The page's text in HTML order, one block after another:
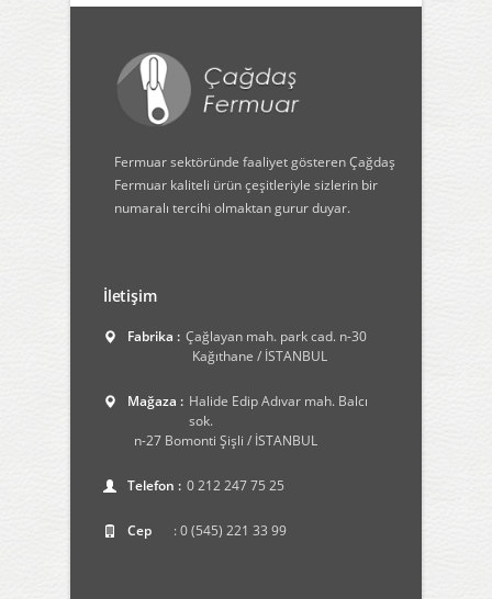
Fermuar sektöründe faaliyet gösteren Çağdaş
Fermuar kaliteli ürün çeşitleriyle sizlerin bir
numaralı tercihi olmaktan gurur duyar.
İletişim
Fabrika : Çağlayan mah. park cad. n-30
Kağıthane / İSTANBUL
Mağaza : Halide Edip Adıvar mah. Balcı
sok.
n-27 Bomonti Şişli / İSTANBUL
Telefon : 0 212 247 75 25
Cep : 0 (545) 221 33 99